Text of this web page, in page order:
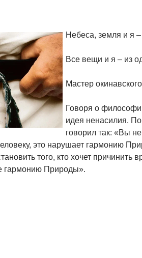
Небеса, земля и я –
Все вещи и я – из
Мастер
Говоря о
идея ненасилия.
говорил так: «Вы
это нарушает гармонию
того, кто хочет
гармонию Природы».